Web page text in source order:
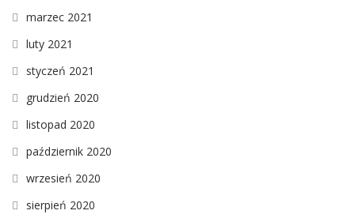
marzec 2021
luty 2021
styczeń 2021
grudzień 2020
listopad 2020
październik 2020
wrzesień 2020
sierpień 2020